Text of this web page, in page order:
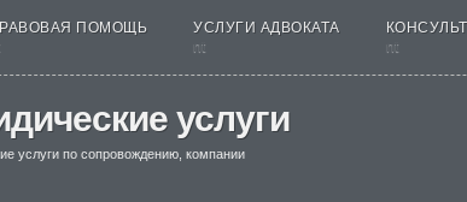
ПОМОЩЬ
УСЛУГИ АДВОКАТА
nt
nt
услуги
услуги по сопровождению, компании